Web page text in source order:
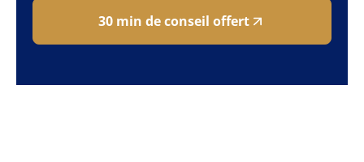
30 min de conseil offert